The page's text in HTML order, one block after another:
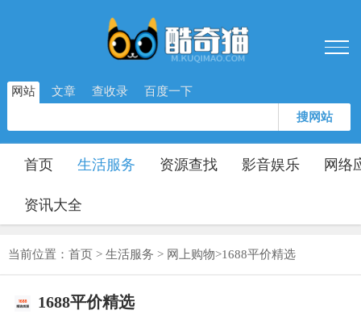
网站 文章 查收录 百度一下
搜网站
首页 生活服务 资源查找 影音娱乐 网络
资讯大全
当前位置： 首页 > 生活服务 > 网上购物>1688平价精选
1688平价精选